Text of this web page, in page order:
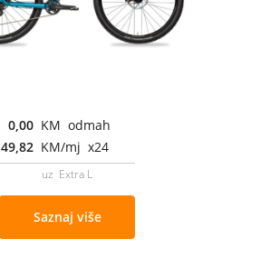
0,00 KM odmah
49,82 KM/mj x24
uz Extra L
Saznaj više